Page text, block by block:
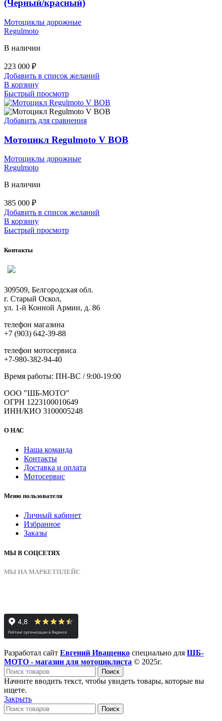
(Черный/красный)
Мотоциклы дорожные
Regulmoto
В наличии
223 000 ₽
Добавить в список желаний
В корзину
Быстрый просмотр
Добавить для сравнения
Мотоцикл Regulmoto V BOB
Мотоциклы дорожные
Regulmoto
В наличии
385 000 ₽
Добавить в список желаний
В корзину
Быстрый просмотр
Контакты
309509, Белгородская обл.
г. Старый Оскол,
ул. 1-й Конной Армии, д. 86
телефон магазина
+7 (903) 642-39-88
телефон мотосервиса
+7-980-382-94-40
Время работы: ПН-ВС / 9:00-19:00
ООО "ШБ-МОТО"
ОГРН 1223100010649
ИНН/КИО 3100005248
О НАС
Наша команда
Контакты
Доставка и оплата
Мотосервис
Меню пользователя
Личный кабинет
Избранное
Заказы
МЫ В СОЦСЕТЯХ
МЫ НА МАРКЕТПЛЕЙС
Разработал сайт Евгений Иващенко специально для ШБ-
МОТО - магазин для мотоциклиста © 2025г.
Поиск
Начните вводить текст, чтобы увидеть товары, которые вы
ищете.
Закрыть
Поиск